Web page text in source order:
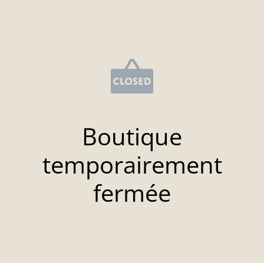
Boutique
temporairement
fermée